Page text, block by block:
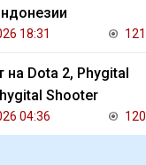
18:31 121
Dota 2, Phygital
Shooter
04:36 120